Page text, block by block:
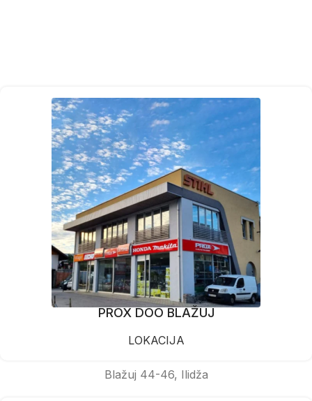
PROX DOO BLAŽUJ
LOKACIJA
Blažuj 44-46, Ilidža